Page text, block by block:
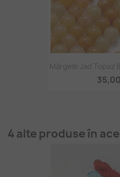
Mărgele Jad Topaz
4 alte produse în